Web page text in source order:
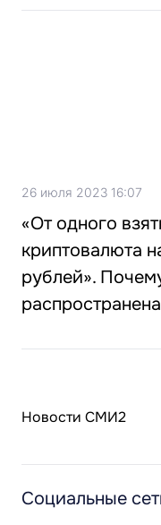
26 июля 2023 16:07
«От одного
криптовалюта
рублей».
Новости СМИ2
Социальные